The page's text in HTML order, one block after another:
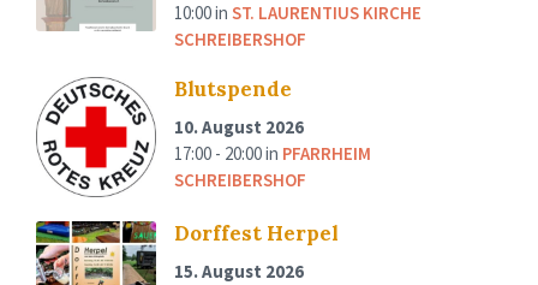
10:00in ST. LAURENTIUS KIRCHE
SCHREIBERSHOF
Blutspende
10. August 2026
17:00 - 20:00in PFARRHEIM
SCHREIBERSHOF
Dorffest Herpel
15. August 2026